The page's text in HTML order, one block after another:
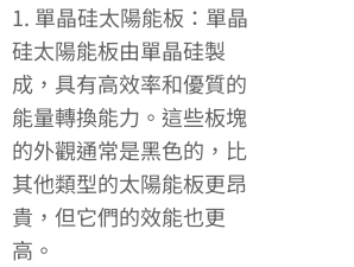
1. 單晶硅太陽能板：單晶
硅太陽能板由單晶硅製
成，具有高效率和優質的
能量轉換能力。這些板塊
的外觀通常是黑色的，比
其他類型的太陽能板更昂
貴，但它們的效能也更
高。